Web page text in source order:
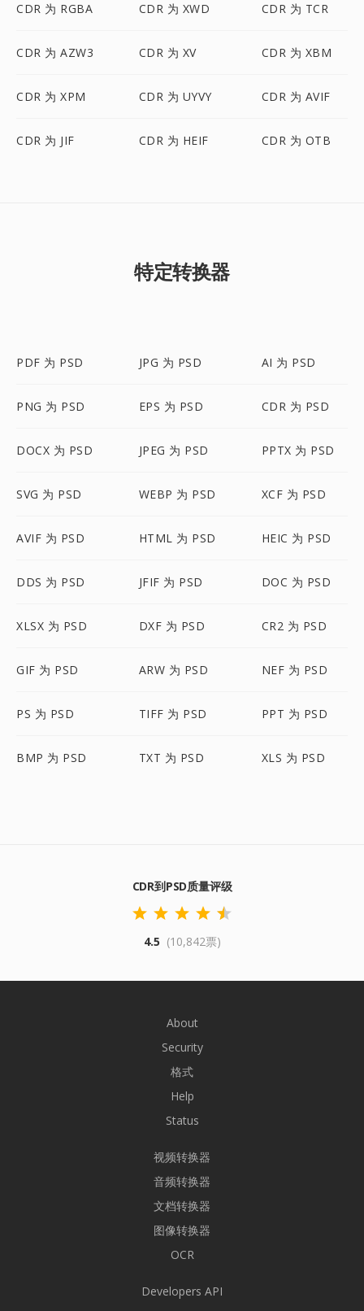
CDR 为 RGBA CDR 为 XWD CDR 为 TCR
CDR 为 AZW3 CDR 为 XV CDR 为 XBM
CDR 为 XPM CDR 为 UYVY CDR 为 AVIF
CDR 为 JIF CDR 为 HEIF CDR 为 OTB
特定转换器
PDF 为 PSD JPG 为 PSD AI 为 PSD
PNG 为 PSD EPS 为 PSD CDR 为 PSD
DOCX 为 PSD JPEG 为 PSD PPTX 为 PSD
SVG 为 PSD WEBP 为 PSD XCF 为 PSD
AVIF 为 PSD HTML 为 PSD HEIC 为 PSD
DDS 为 PSD JFIF 为 PSD DOC 为 PSD
XLSX 为 PSD DXF 为 PSD CR2 为 PSD
GIF 为 PSD ARW 为 PSD NEF 为 PSD
PS 为 PSD TIFF 为 PSD PPT 为 PSD
BMP 为 PSD TXT 为 PSD XLS 为 PSD
CDR到PSD质量评级
4.5 (10,842票)
About
Security
格式
Help
Status
视频转换器
音频转换器
文档转换器
图像转换器
OCR
Developers API